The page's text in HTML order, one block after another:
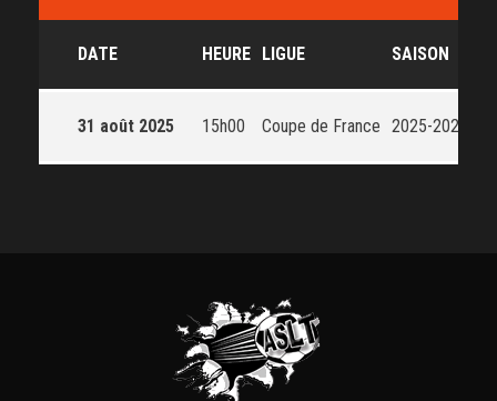
DATE HEURE LIGUE SAISON
31 août 2025 15h00 Coupe de France 2025-2026